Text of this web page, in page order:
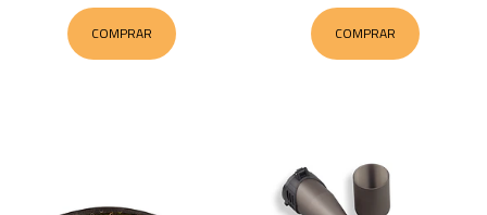
COMPRAR COMPRAR